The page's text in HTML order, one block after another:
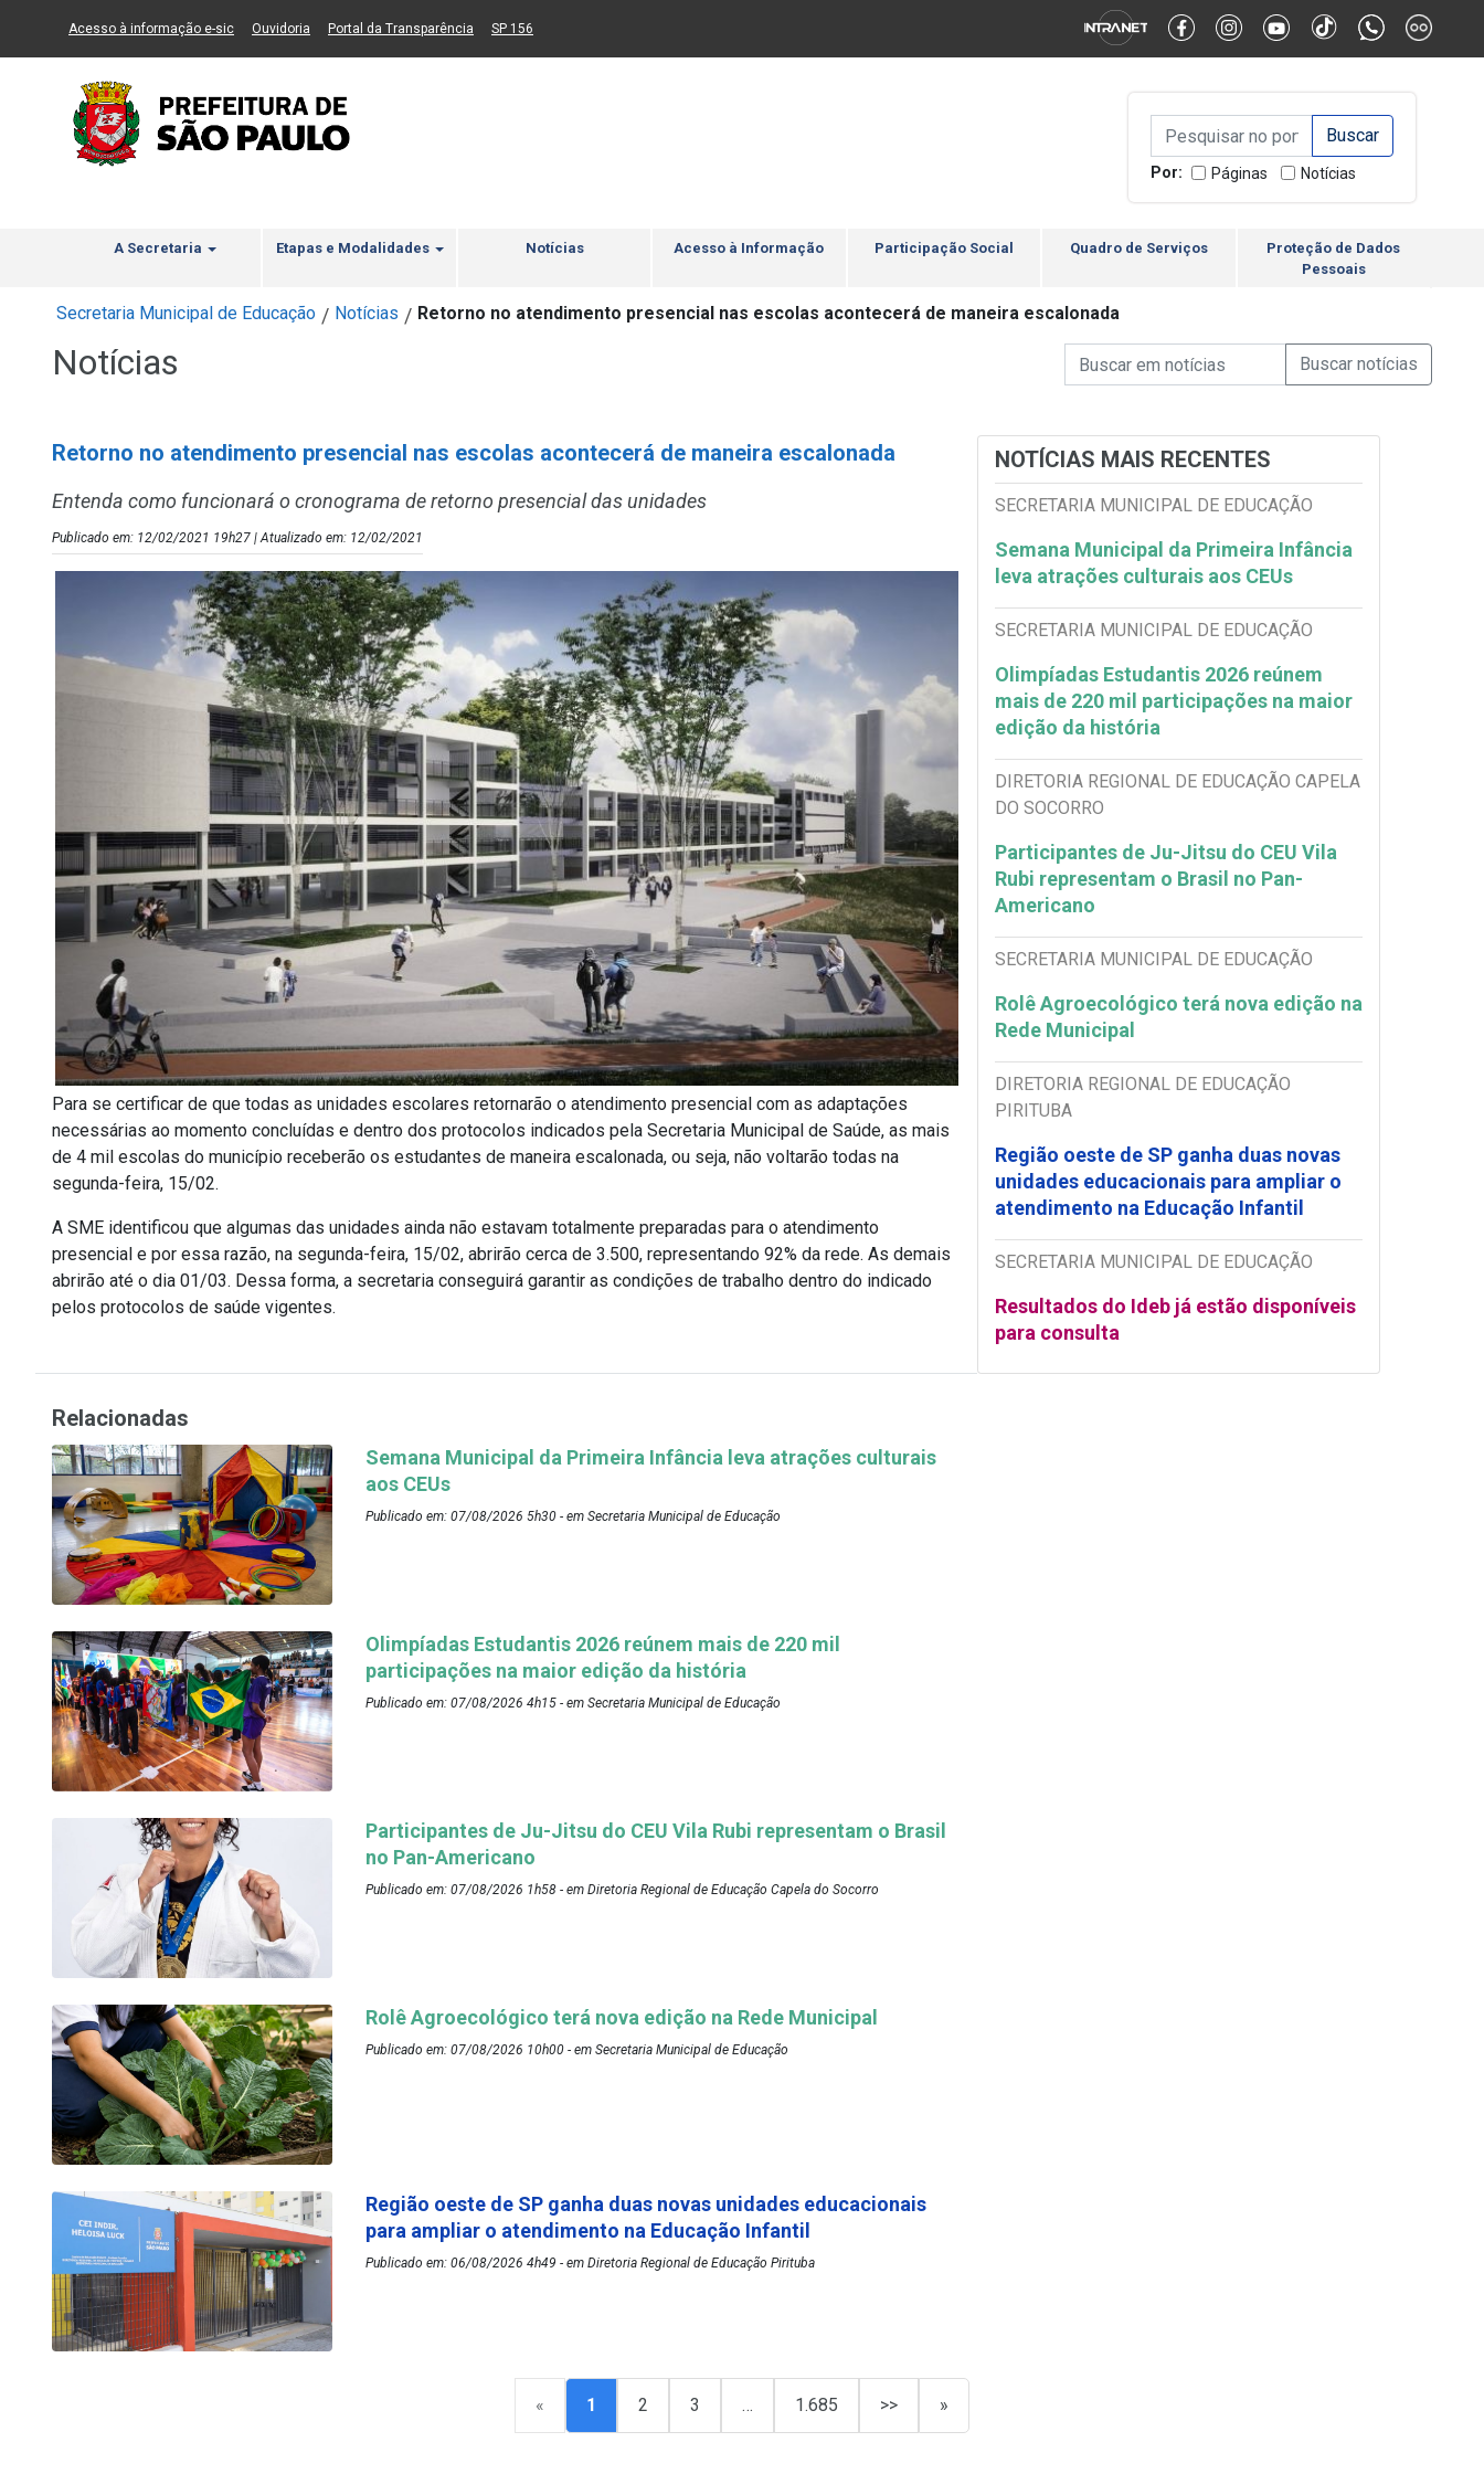
Ir ao Conteúdo Ir para menu principal 2 Ir para busca Ir para rodapé Alternar Alto Contraste Alternar Tamanho da Fonte
Acesso à informação e-sic(Link para um novo sítio)
Ouvidoria (Link para um novo sítio)
Portal da Transparência (Link para um novo sítio)
SP 156
Campo de Busca de
Campo de Busca de informaçõesEnviar a Busca
Por: Páginas Notícias
A Secretaria Etapas e Modalidades Notícias Acesso à Informação Participação Social Quadro de Serviços
Proteção de Dados
Pessoais
Secretaria Municipal de Educação / Notícias / Retorno no atendimento presencial nas escolas acontecerá de maneira escalonada
Notícias Campo de Busca de Notícias
Campo de Busca de informaçõesEnviar a Busca de
Retorno no atendimento presencial nas escolas acontecerá de maneira escalonada
Entenda como funcionará o cronograma de retorno presencial das unidades
Publicado em: 12/02/2021 19h27 | Atualizado em: 12/02/2021
Para se certificar de que todas as unidades escolares retornarão o atendimento presencial com as adaptações
necessárias ao momento concluídas e dentro dos protocolos indicados pela Secretaria Municipal de Saúde, as mais
de 4 mil escolas do município receberão os estudantes de maneira escalonada, ou seja, não voltarão todas na
segunda-feira, 15/02.
A SME identificou que algumas das unidades ainda não estavam totalmente preparadas para o atendimento
presencial e por essa razão, na segunda-feira, 15/02, abrirão cerca de 3.500, representando 92% da rede. As demais
abrirão até o dia 01/03. Dessa forma, a secretaria conseguirá garantir as condições de trabalho dentro do indicado
pelos protocolos de saúde vigentes.
NOTÍCIAS MAIS RECENTES
SECRETARIA MUNICIPAL DE EDUCAÇÃO
Semana Municipal da Primeira Infância
leva atrações culturais aos CEUs
SECRETARIA MUNICIPAL DE EDUCAÇÃO
Olimpíadas Estudantis 2026 reúnem
mais de 220 mil participações na maior
edição da história
DIRETORIA REGIONAL DE EDUCAÇÃO CAPELA
DO SOCORRO
Participantes de Ju-Jitsu do CEU Vila
Rubi representam o Brasil no Pan-
Americano
SECRETARIA MUNICIPAL DE EDUCAÇÃO
Rolê Agroecológico terá nova edição na
Rede Municipal
DIRETORIA REGIONAL DE EDUCAÇÃO
PIRITUBA
Região oeste de SP ganha duas novas
unidades educacionais para ampliar o
atendimento na Educação Infantil
SECRETARIA MUNICIPAL DE EDUCAÇÃO
Resultados do Ideb já estão disponíveis
para consulta
Relacionadas
Semana Municipal da Primeira Infância leva atrações culturais
aos CEUs
Publicado em: 07/08/2026 5h30 - em Secretaria Municipal de Educação
Olimpíadas Estudantis 2026 reúnem mais de 220 mil
participações na maior edição da história
Publicado em: 07/08/2026 4h15 - em Secretaria Municipal de Educação
Participantes de Ju-Jitsu do CEU Vila Rubi representam o Brasil
no Pan-Americano
Publicado em: 07/08/2026 1h58 - em Diretoria Regional de Educação Capela do Socorro
Rolê Agroecológico terá nova edição na Rede Municipal
Publicado em: 07/08/2026 10h00 - em Secretaria Municipal de Educação
Região oeste de SP ganha duas novas unidades educacionais
para ampliar o atendimento na Educação Infantil
Publicado em: 06/08/2026 4h49 - em Diretoria Regional de Educação Pirituba
« 1 2 3 … 1.685 >> »